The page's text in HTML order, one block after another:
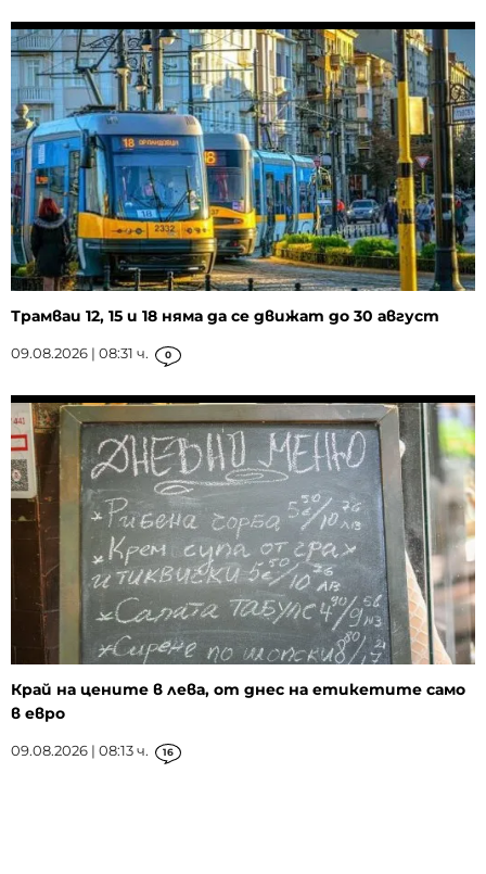
Трамваи 12, 15 и 18 няма да се движат до 30 август
09.08.2026 | 08:31 ч. 0
Край на цените в лева, от днес на етикетите само
в евро
09.08.2026 | 08:13 ч. 16